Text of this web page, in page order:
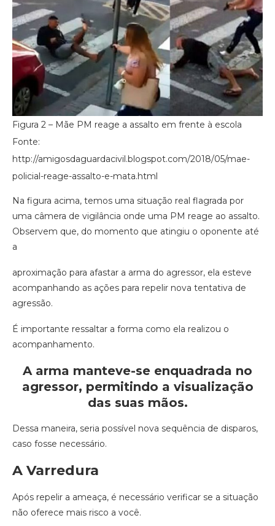
Figura 2 – Mãe PM reage a assalto em frente à escola
Fonte: ​
http://amigosdaguardacivil.blogspot.com/2018/05/mae-
policial-reage-assalto-e-mata.html
Na figura acima, temos uma situação real flagrada por
uma câmera de vigilância onde uma PM reage ao assalto.
Observem que, do momento que atingiu o oponente até
a
aproximação para afastar a arma do agressor, ela esteve
acompanhando as ações para repelir nova tentativa de
agressão.
É importante ressaltar a forma como ela realizou o
acompanhamento.
A arma manteve-se enquadrada no
agressor, permitindo a visualização
das suas mãos.
Dessa maneira, seria possível nova sequência de disparos,
caso fosse necessário.
A Varredura
Após repelir a ameaça, é necessário verificar se a situação
não oferece mais risco a você.